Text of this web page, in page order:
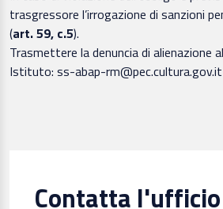
trasgressore l’irrogazione di sanzioni
(art. 59, c.5).
Trasmettere la denuncia di alienazione
Istituto: ss-abap-rm@pec.cultura.gov.it
Contatta l'ufficio